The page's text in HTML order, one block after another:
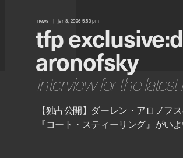
news jan 8, 2026 5:50 pm
tfp
aronofsky
interview for the
【独占公開】ダーレン・アロノフ
『コート・スティーリング』がい